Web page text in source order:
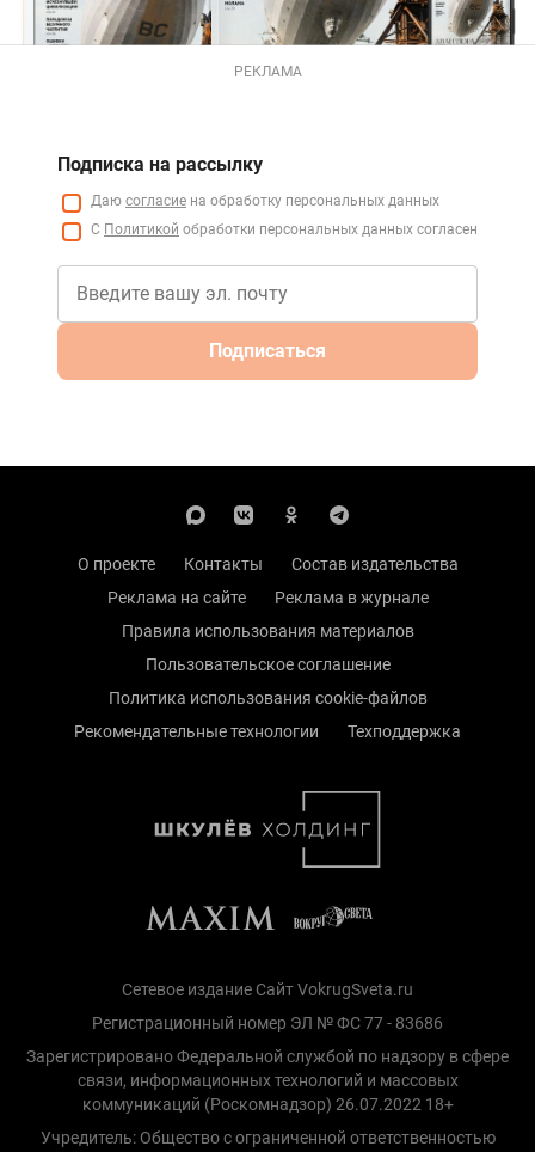
РЕКЛАМА
Подписка на рассылку
Даю согласие на обработку персональных данных
С Политикой обработки персональных данных согласен
Подписаться
О проекте Контакты
Состав издательства
Реклама на сайте
Реклама в журнале
Правила использования материалов
Пользовательское соглашение
Политика использования cookie-файлов
Рекомендательные технологии
Техподдержка
Сетевое издание Сайт VokrugSveta.ru
Регистрационный номер ЭЛ № ФС 77 - 83686
Зарегистрировано Федеральной службой по надзору в сфере
связи, информационных технологий и массовых
коммуникаций (Роскомнадзор) 26.07.2022 18+
Учредитель: Общество с ограниченной ответственностью